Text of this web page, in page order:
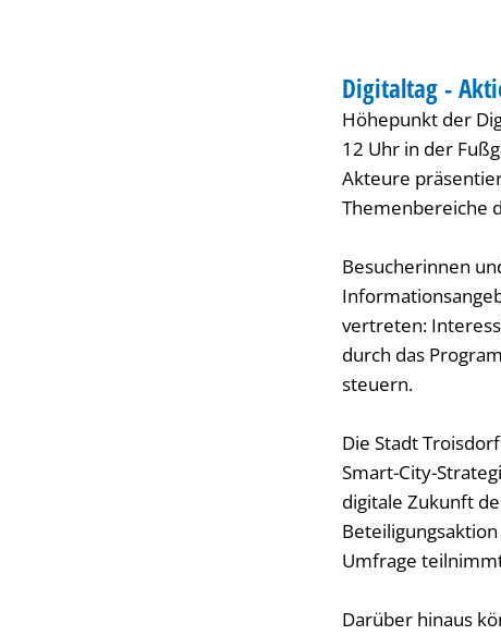
KATEGORIE:
Digitaltag -
Höhepunkt der
12 Uhr in der
Akteure
Themenbereiche
Besucherinnen
vertreten:
durch das
steuern.
Die Stadt
Smart-City-
digitale Zukunft
Umfrage
Darüber hinaus